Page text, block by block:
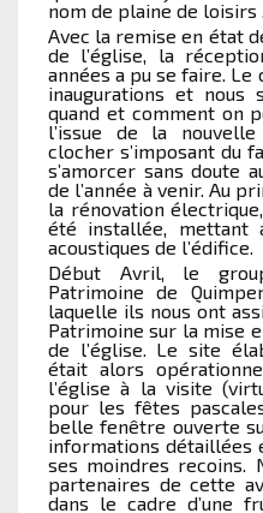
nom de plaine de loisirs .
Avec la remise en état
de l’église, la
années a pu se faire. Le
inaugurations et nous
quand et comment on
l’issue de la
clocher s’imposant du
s’amorcer sans doute
de l’année à venir. Au
la rénovation
été installée, mettant
acoustiques de l’édifice.
Début Avril, le
Patrimoine de
laquelle ils nous ont
Patrimoine sur la mise
de l’église. Le site
était alors
l’église à la visite
pour les fêtes
belle fenêtre ouverte
informations détaillées
ses moindres recoins.
partenaires de cette
dans le cadre d’une